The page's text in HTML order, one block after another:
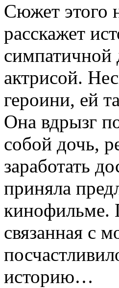
Сюжет этого
расскажет
симпатичной
актрисой.
героини, ей
Она вдрызг
собой дочь,
заработать
приняла
кинофильме.
связанная с
историю…